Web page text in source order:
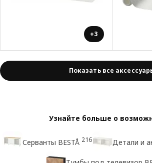
+3
Показать все
Узнайте больше о
Серванты BESTÅ 216 Детали и